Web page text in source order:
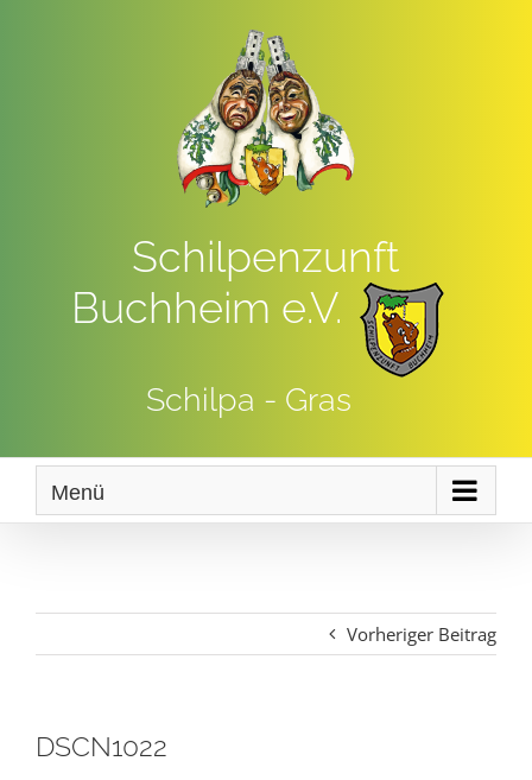
Schilpenzunft
Buchheim e.V.
Schilpa - Gras
Menü
Vorheriger Beitrag
DSCN1022